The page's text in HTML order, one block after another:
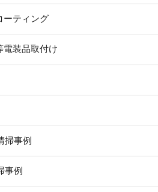
ーティング
電装品取付け
掃事例
事例